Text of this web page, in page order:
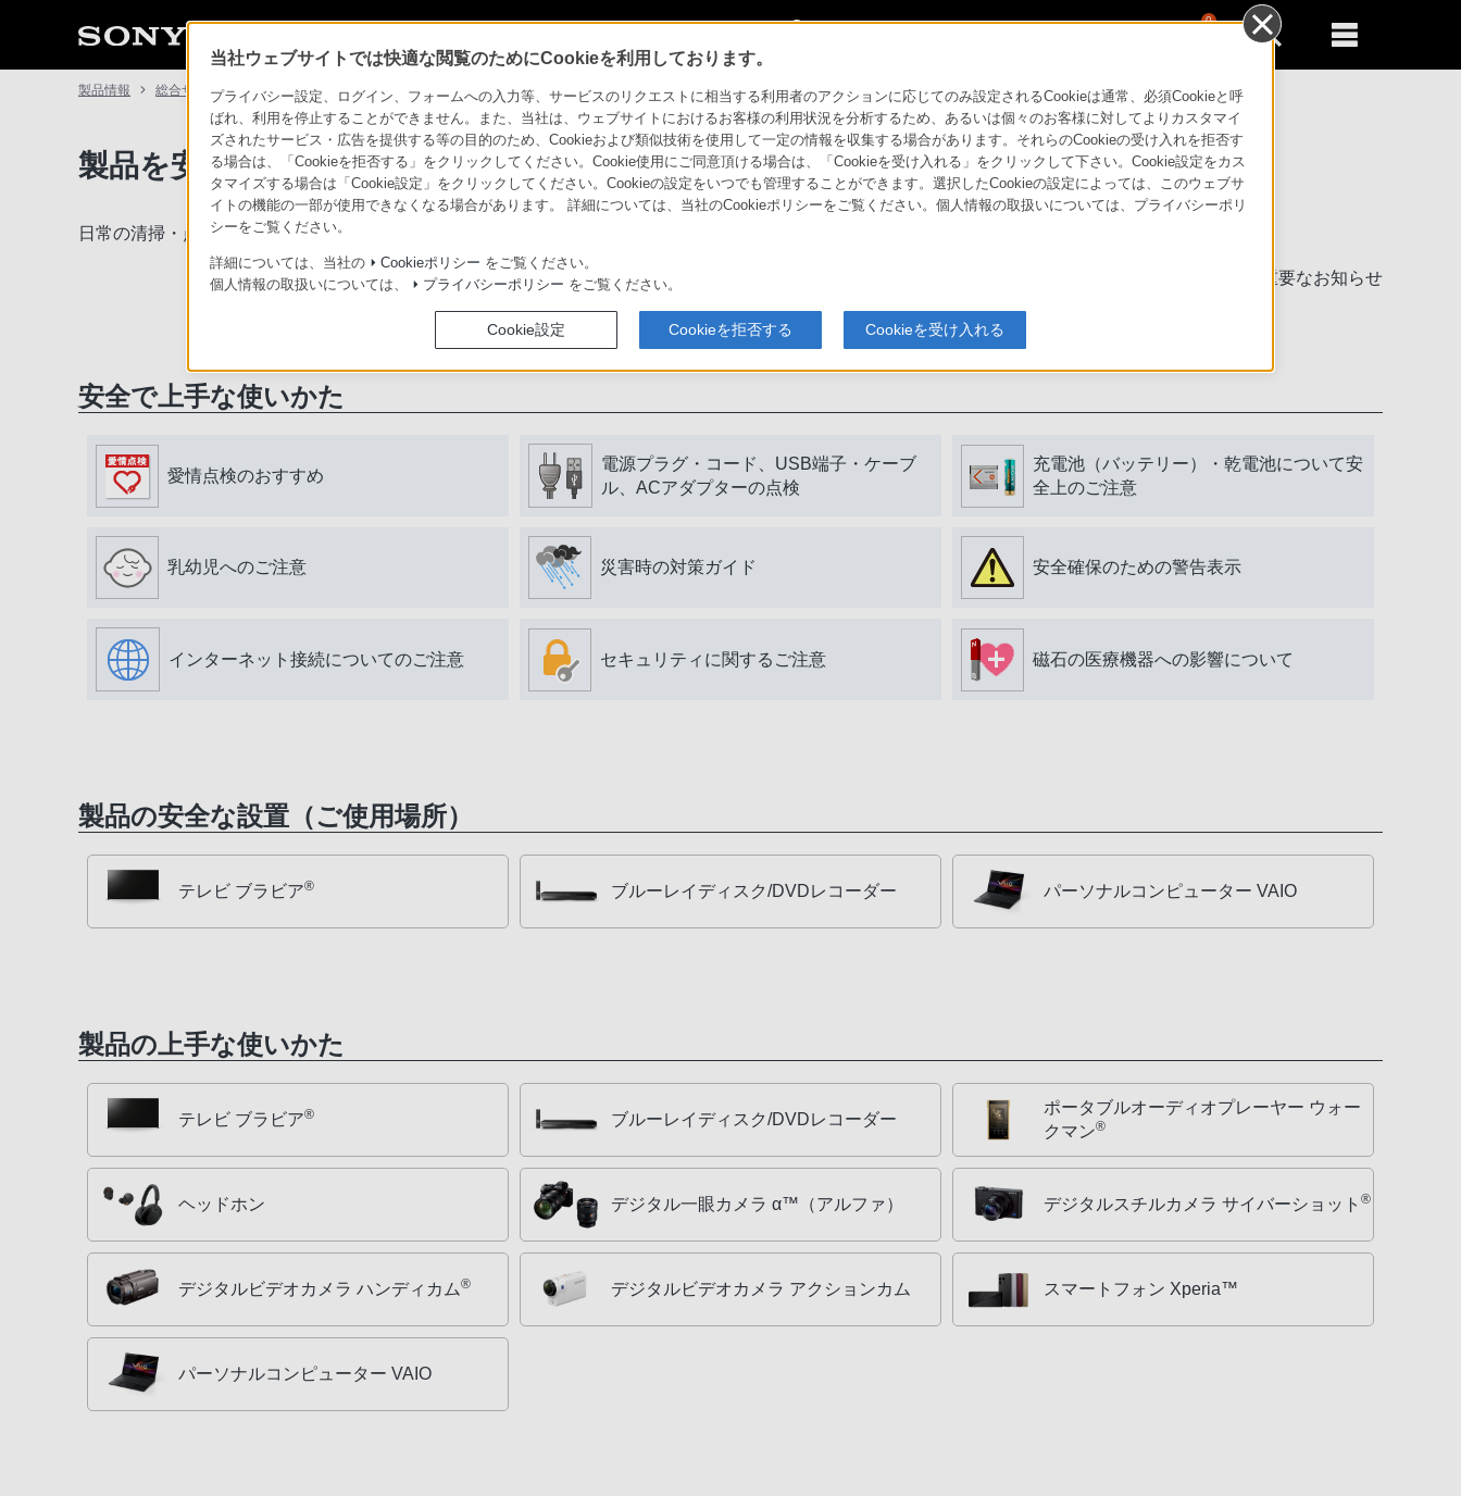
0
製品情報 総合サポート・お問い合わせ
製品を安全に、安心してご使用いただくために
日常の清掃・点検が大切です。安全のため取扱説明書をよく読みましょう。
製品に関する重要なお知らせ
安全で上手な使いかた
愛情点検のおすすめ
電源プラグ・コード、USB端子・ケーブ
ル、ACアダプターの点検
充電池（バッテリー）・乾電池について安
全上のご注意
乳幼児へのご注意 災害時の対策ガイド 安全確保のための警告表示
インターネット接続についてのご注意 セキュリティに関するご注意 磁石の医療機器への影響について
製品の安全な設置（ご使用場所）
テレビ ブラビア® ブルーレイディスク/DVDレコーダー パーソナルコンピューター VAIO
製品の上手な使いかた
テレビ ブラビア® ブルーレイディスク/DVDレコーダー
ポータブルオーディオプレーヤー ウォー
クマン®
ヘッドホン デジタル一眼カメラ α™（アルファ） デジタルスチルカメラ サイバーショット ®
デジタルビデオカメラ ハンディカム® デジタルビデオカメラ アクションカム スマートフォン Xperia™
パーソナルコンピューター VAIO
当社ウェブサイトでは快適な閲覧のためにCookieを利用しております。
プライバシー設定、ログイン、フォームへの入力等、サービスのリクエストに相当する利用者のアクションに応じてのみ設定されるCookieは通常、必須Cookieと呼
ばれ、利用を停止することができません。また、当社は、ウェブサイトにおけるお客様の利用状況を分析するため、あるいは個々のお客様に対してよりカスタマイ
ズされたサービス・広告を提供する等の目的のため、Cookieおよび類似技術を使用して一定の情報を収集する場合があります。それらのCookieの受け入れを拒否す
る場合は、「Cookieを拒否する」をクリックしてください。Cookie使用にご同意頂ける場合は、「Cookieを受け入れる」をクリックして下さい。Cookie設定をカス
タマイズする場合は「Cookie設定」をクリックしてください。Cookieの設定をいつでも管理することができます。選択したCookieの設定によっては、このウェブサ
イトの機能の一部が使用できなくなる場合があります。 詳細については、当社のCookieポリシーをご覧ください。個人情報の取扱いについては、プライバシーポリ
シーをご覧ください。
詳細については、当社の Cookieポリシー をご覧ください。
個人情報の取扱いについては、
プライバシーポリシー をご覧ください。
Cookie設定 Cookieを拒否する Cookieを受け入れる